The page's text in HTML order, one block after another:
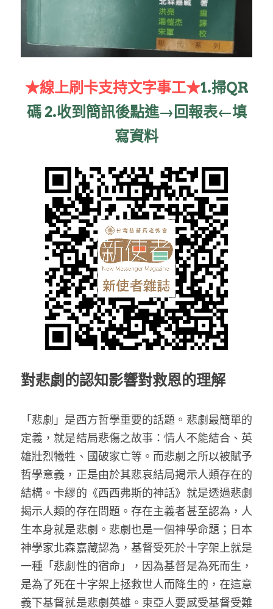
★線上刷卡支持文字事工★1.掃QR
碼 2.收到簡訊後點進→回報表←填
寫資料
對悲劇的認知影響對救恩的理解
「悲劇」是西方哲學重要的話題。悲劇最簡單的
定義，就是結局悲傷之故事：情人不能結合、英
雄壯烈犧牲、國破家亡等。而悲劇之所以被賦予
哲學意義，正是由於其悲哀結局揭示人類存在的
結構。卡繆的《西西弗斯的神話》就是透過悲劇
揭示人類的存在問題。存在主義者甚至認為，人
生本身就是悲劇。悲劇也是一個神學命題；日本
神學家北森嘉藏認為，基督受死於十字架上就是
一種「悲劇性的宿命」，因為基督是為死而生，
是為了死在十字架上拯救世人而降生的，在這意
義下基督就是悲劇英雄。東亞人要感受基督受難